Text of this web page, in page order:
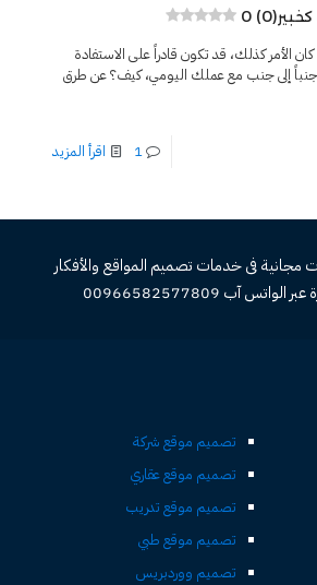
0 (0)
الأمر كذلك، قد تكون قادراً على الاستفادة
إلى جنب مع عملك اليومي، كيف؟ عن طرق
1 اقرأ المزيد
مجانية فى خدمات تصميم المواقع والأفكار
آب 00966582577809
تصميم موقع شركة
تصميم موقع عقاري
تصميم موقع تدريب
تصميم موقع طبي
تصميم ووردبريس